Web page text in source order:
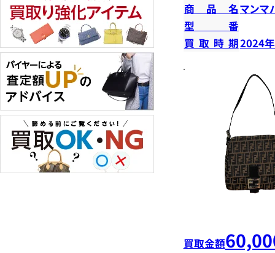
商品名マンマ
型番
買取時期2024
買取金額